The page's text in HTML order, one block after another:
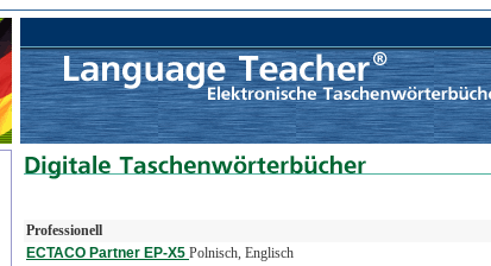
Professionell
ECTACO Partner EP-X5 Polnisch, Englisch